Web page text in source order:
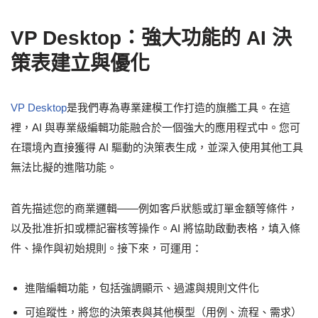
VP Desktop：強大功能的 AI 決
策表建立與優化
VP Desktop是我們專為專業建模工作打造的旗艦工具。在這
裡，AI 與專業級編輯功能融合於一個強大的應用程式中。您可
在環境內直接獲得 AI 驅動的決策表生成，並深入使用其他工具
無法比擬的進階功能。
首先描述您的商業邏輯——例如客戶狀態或訂單金額等條件，
以及批准折扣或標記審核等操作。AI 將協助啟動表格，填入條
件、操作與初始規則。接下來，可運用：
進階編輯功能，包括強調顯示、過濾與規則文件化
可追蹤性，將您的決策表與其他模型（用例、流程、需求）